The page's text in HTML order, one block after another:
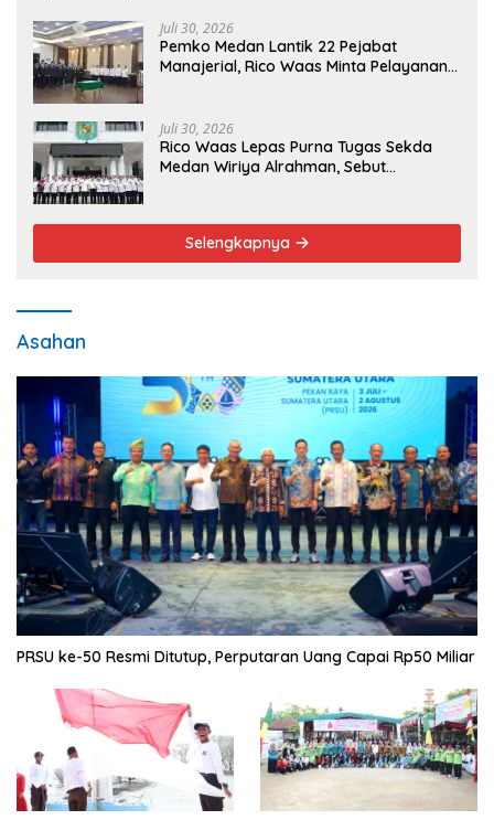
Juli 30, 2026
Pemko Medan Lantik 22 Pejabat
Manajerial, Rico Waas Minta Pelayanan
Juli 30, 2026
Rico Waas Lepas Purna Tugas Sekda
Medan Wiriya Alrahman, Sebut
Selengkapnya
Asahan
PRSU ke-50 Resmi Ditutup, Perputaran Uang Capai Rp50 Miliar